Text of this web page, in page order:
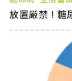
放置厳禁 ! 糖